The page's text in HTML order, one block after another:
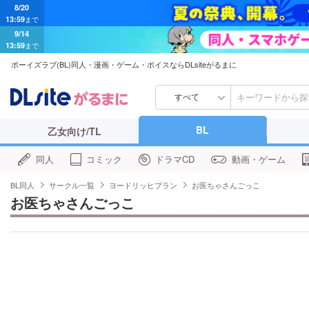
13:59まで
9/14
13:59まで
ボーイズラブ(BL)同人・漫画・ゲーム・ボイスならDLsiteがるまに
すべて
乙女向け/TL BL
同人 コミック ドラマCD 動画・ゲーム
BL同人 サークル一覧 ヨードリッヒプラン お医ちゃさんごっこ
お医ちゃさんごっこ